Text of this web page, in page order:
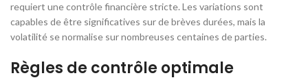
requiert une contrôle financière stricte. Les variations sont
capables de être significatives sur de brèves durées, mais la
volatilité se normalise sur nombreuses centaines de parties.
Règles de contrôle optimale